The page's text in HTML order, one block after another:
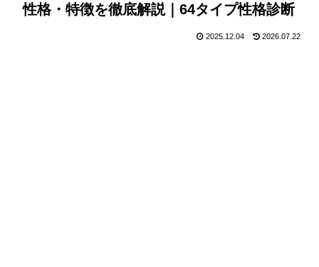
性格・特徴を徹底解説｜64タイプ性格診断
2025.12.04 2026.07.22